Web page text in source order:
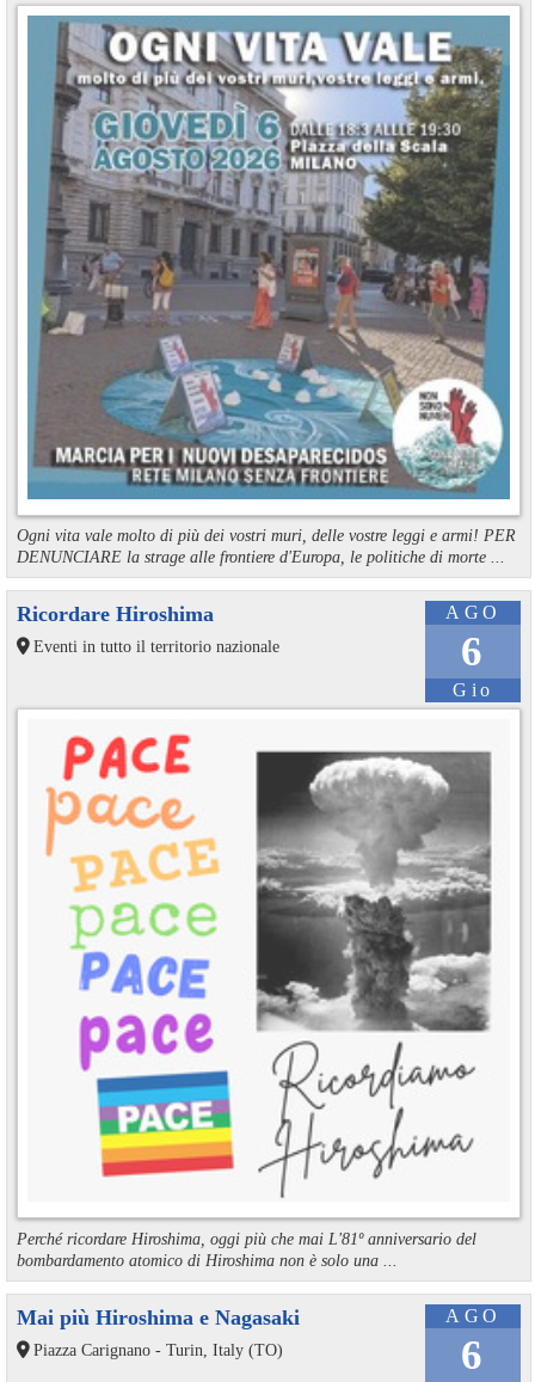
Ogni vita vale molto di più dei vostri muri, delle vostre leggi e armi! PER
DENUNCIARE la strage alle frontiere d'Europa, le politiche di morte ...
AGO
6
Gio
Ricordare Hiroshima
Eventi in tutto il territorio nazionale
Perché ricordare Hiroshima, oggi più che mai L'81º anniversario del
bombardamento atomico di Hiroshima non è solo una ...
AGO
6
Mai più Hiroshima e Nagasaki
Piazza Carignano - Turin, Italy (TO)